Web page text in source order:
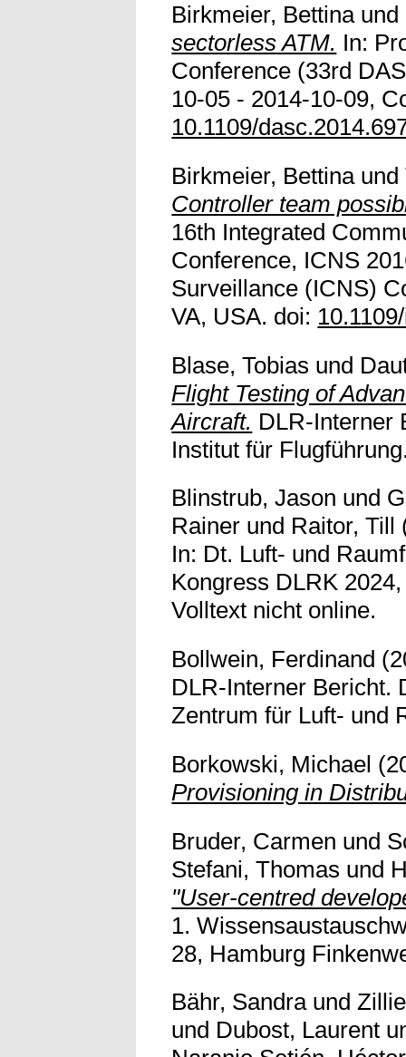
Birkmeier, Bettinaund
sectorless ATM. In:
Conference (33rd
10-05 - 2014-10-09,
10.1109/
Birkmeier, Bettinaund
Controller team
16th Integrated
Conference, ICNS
Surveillance (ICNS)
VA, USA. doi:
Blase, Tobias und
Flight Testing of
Aircraft. DLR-Interner
Institut für
Blinstrub, Jason und
Rainer und Raitor, Till
In: Dt. Luft- und
Kongress DLRK
Volltext nicht online.
Bollwein, Ferdinand
DLR-Interner Bericht.
Zentrum für Luft- und
Borkowski, Michael
Provisioning in
Bruder, Carmen und
Stefani, Thomas und
"User-centred
1.
28, Hamburg
Bähr, Sandraund
und Dubost, Laurent